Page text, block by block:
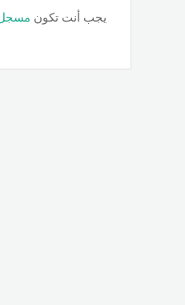
يجب أنت تكون